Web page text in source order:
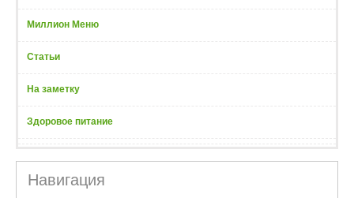
Миллион Меню
Статьи
На заметку
Здоровое питание
Навигация